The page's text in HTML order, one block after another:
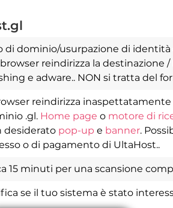
di dominio/usurpazione di
reindirizza la destinazione
e adware.. NON si tratta del
reindirizza
.gl. Home page o motore di
desiderato pop-up e banner.
o di pagamento di UltaHost..
15 minuti per una scansione
se il tuo sistema è stato
Hunter